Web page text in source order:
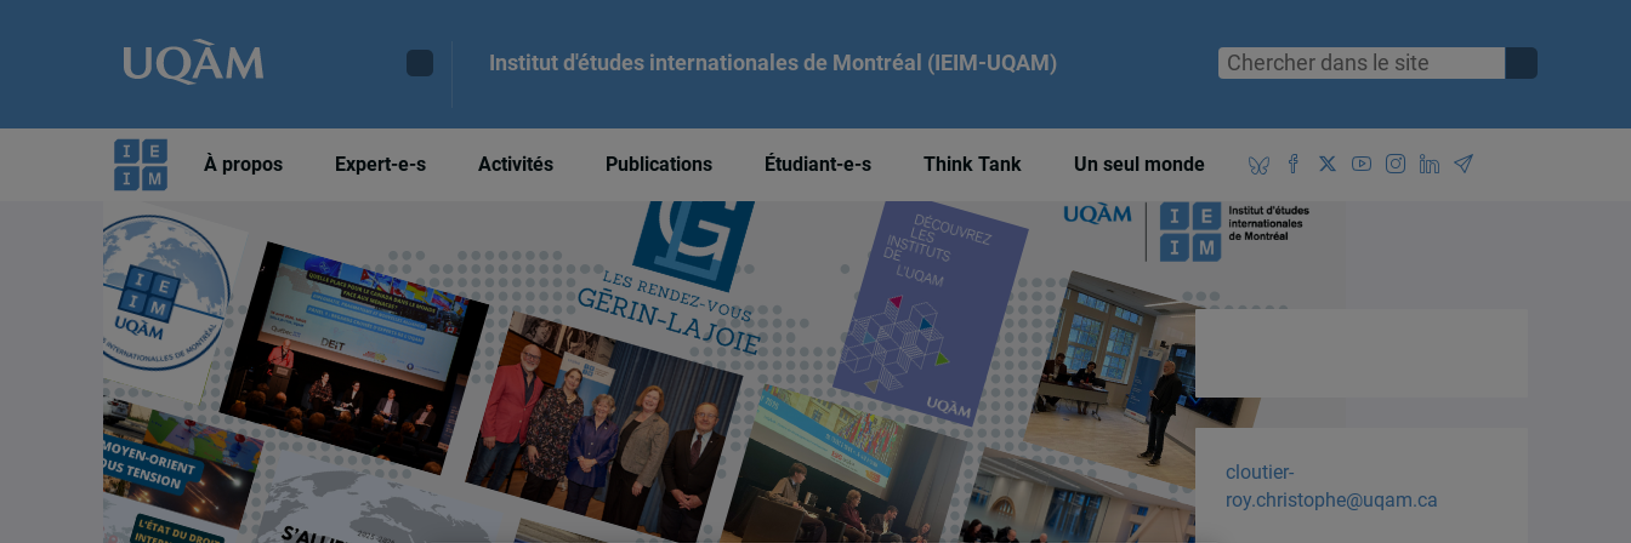
Institut d'études internationales de Montréal (IEIM-UQAM)
À propos Expert-e-s Activités Publications Étudiant-e-s Think Tank Un seul monde
cloutier-
roy.christophe@uqam.ca